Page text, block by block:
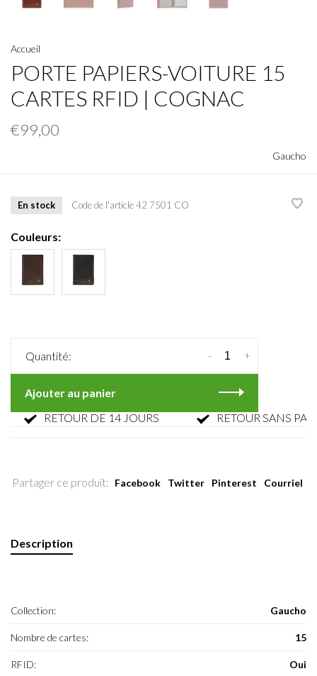
Accueil
PORTE PAPIERS-VOITURE 15
CARTES RFID | COGNAC
€99,00
Gaucho
En stock Code de l'article42 7501 CO
Couleurs:
Quantité: +
-
Ajouter au panier
RETOUR DE 14 JOURS
RETOUR SANS PARFAIS
Partager ce produit: Facebook Twitter Pinterest Courriel
Description
Collection: Gaucho
Nombre de cartes: 15
RFID: Oui